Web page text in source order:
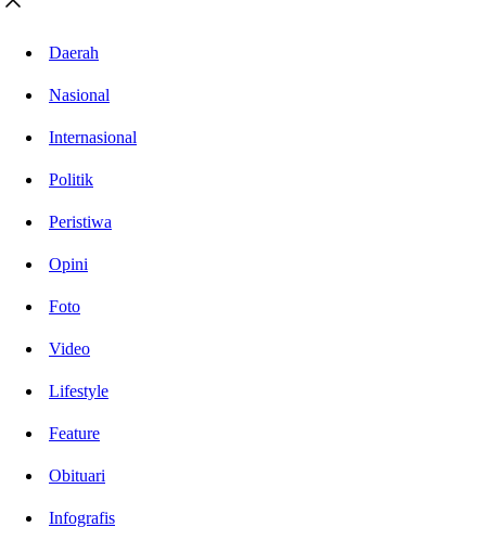
Daerah
Nasional
Internasional
Politik
Peristiwa
Opini
Foto
Video
Lifestyle
Feature
Obituari
Infografis